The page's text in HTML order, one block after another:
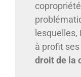
à profit
droit de la